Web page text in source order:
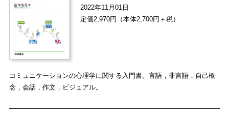
2022年11月01日
定価2,970円（本体2,700円＋税）
コミュニケーションの心理学に関する入門書。言語，非言語，自己概
念，会話，作文，ビジュアル。